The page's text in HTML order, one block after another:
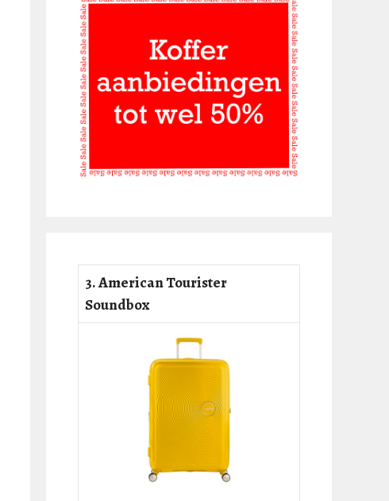
3. American Tourister
Soundbox